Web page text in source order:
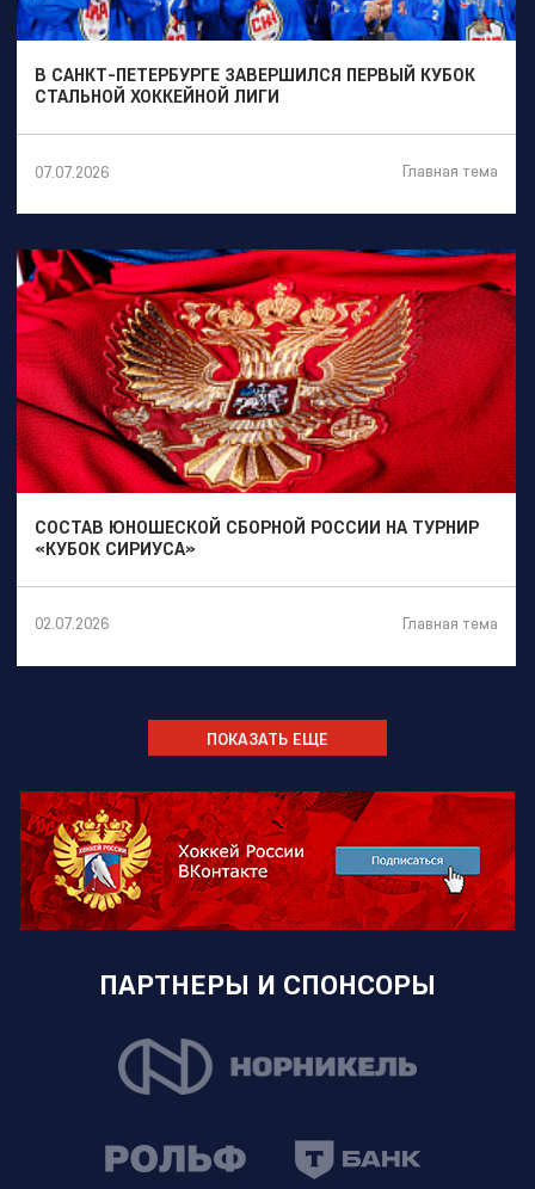
В САНКТ-ПЕТЕРБУРГЕ ЗАВЕРШИЛСЯ ПЕРВЫЙ КУБОК
СТАЛЬНОЙ ХОККЕЙНОЙ ЛИГИ
07.07.2026 Главная тема
СОСТАВ ЮНОШЕСКОЙ СБОРНОЙ РОССИИ НА ТУРНИР
«КУБОК СИРИУСА»
02.07.2026 Главная тема
ПОКАЗАТЬ ЕЩЕ
ПАРТНЕРЫ И СПОНСОРЫ